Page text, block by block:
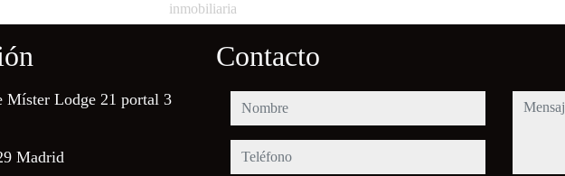
inmobiliaria
Míster Lodge 21 portal 3
Madrid
Contacto
nombre
teléfono
mensaje